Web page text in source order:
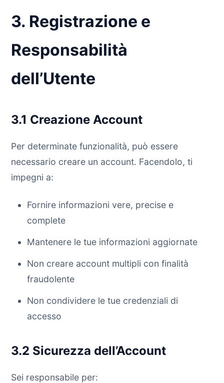
3. Registrazione e
Responsabilità
dell’Utente
3.1 Creazione Account
Per determinate funzionalità, può essere
necessario creare un account. Facendolo, ti
impegni a:
Fornire informazioni vere, precise e
complete
Mantenere le tue informazioni aggiornate
Non creare account multipli con finalità
fraudolente
Non condividere le tue credenziali di
accesso
3.2 Sicurezza dell’Account
Sei responsabile per: